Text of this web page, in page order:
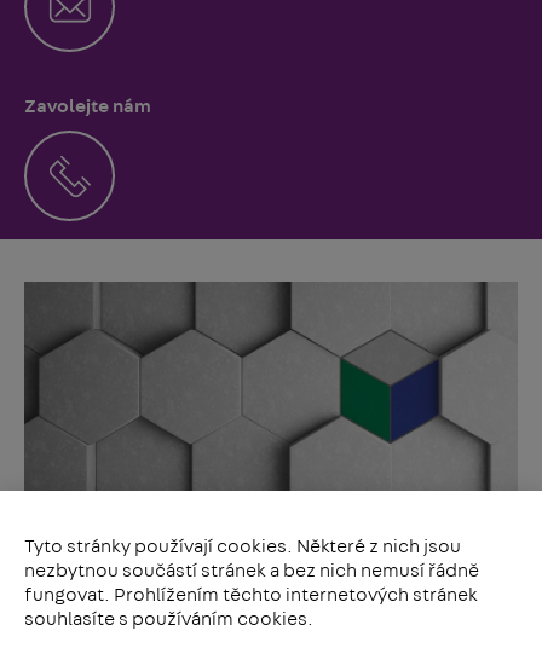
Tyto stránky používají cookies. Některé z nich jsou
nezbytnou součástí stránek a bez nich nemusí řádně
fungovat. Prohlížením těchto internetových stránek
souhlasíte s používáním cookies.
Zavolejte nám
Celý sortiment